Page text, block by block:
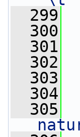
  299
  300
  301
  302
  303
  304
  305